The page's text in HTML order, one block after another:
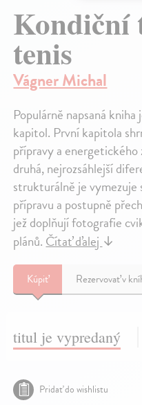
Kondiční
tenis
Vágner Michal
Populárně napsaná
kapitol. První kapitola
přípravy a
druhá, nejrozsáhlejší
strukturálně je vymezuje
přípravu a postupně
jež doplňují fotografie
plánů.Čítať ďalej↓
Kúpiť Rezervovať v
titul je vypredaný
Pridať do wishlistu